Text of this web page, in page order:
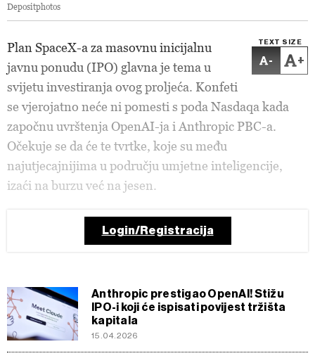
Depositphotos
TEXT SIZE
- +
Plan SpaceX-a za masovnu inicijalnu
javnu ponudu (IPO) glavna je tema u
svijetu investiranja ovog proljeća. Konfeti
se vjerojatno neće ni pomesti s poda Nasdaqa kada
započnu uvrštenja OpenAI-ja i Anthropic PBC-a.
Očekuje se da će te tvrtke, koje su među
najutjecajnijima u području umjetne inteligencije,
izaći na burzu već na jesen.
Login/Registracija
Anthropic prestigao OpenAI! Stižu
IPO-i koji će ispisati povijest tržišta
kapitala
15.04.2026